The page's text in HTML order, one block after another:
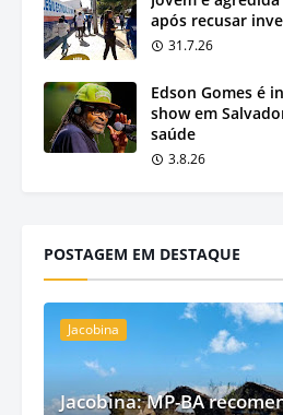
após recusar
31.7.26
Edson Gomes é
show em
saúde
3.8.26
POSTAGEM EM DESTAQUE
Jacobina
Jacobina: MP-BA